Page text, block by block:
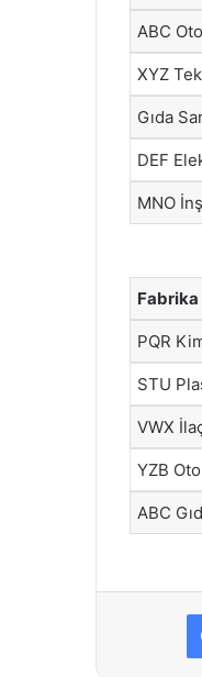
ABC
XYZ
Gıda
DEF
MNO
Fabrika
PQR
STU
VWX
YZB
ABC